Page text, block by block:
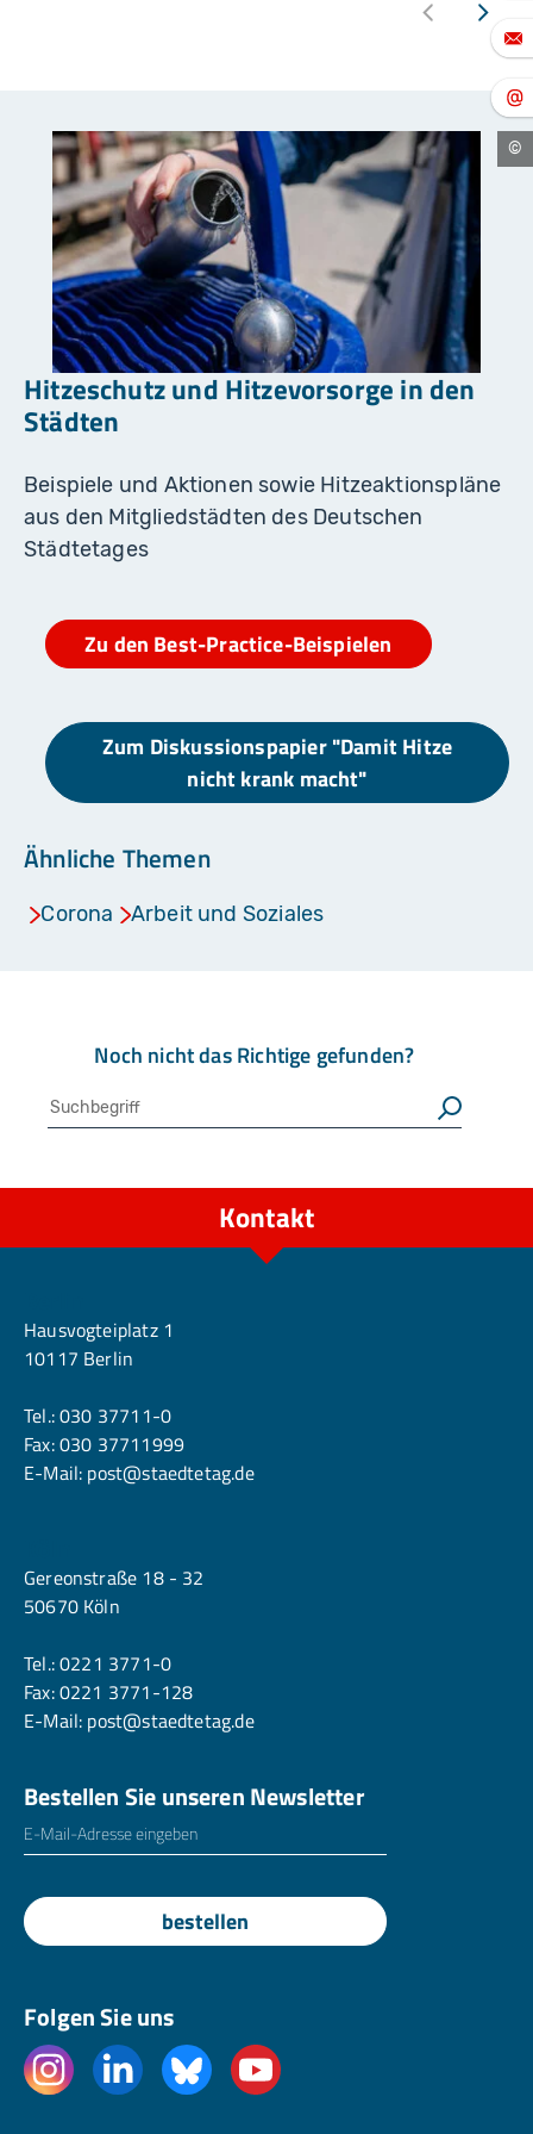
Hitzeschutz und Hitzevorsorge in den
Städten
Beispiele und Aktionen sowie Hitzeaktionspläne
aus den Mitgliedstädten des Deutschen
Städtetages
Zu den Best-Practice-Beispielen
Zum Diskussionspapier "Damit Hitze
nicht krank macht"
Ähnliche Themen
Corona Arbeit und Soziales
Noch nicht das Richtige gefunden?
Suche Suchen
Kontakt
Hausvogteiplatz 1
10117 Berlin
Tel.:030 37711-0
Fax: 030 37711999
E-Mail: post@staedtetag.de
Gereonstraße 18 - 32
50670 Köln
Tel.:0221 3771-0
Fax: 0221 3771-128
E-Mail: post@staedtetag.de
Bestellen Sie unseren Newsletter
E-Mailadresse
bestellen
Folgen Sie uns